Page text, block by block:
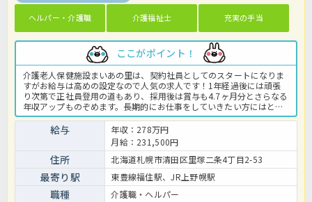
ヘルパー・介護職 介護福祉士 充実の手当
ここがポイント！
介護老人保健施設まいあの里は、契約社員としてのスタートになりま
すがお給与は高めの設定なので人気の求人です！1年経過後には頑張
り次第で正社員登用の道もあり、採用後は賞与も4.7ヶ月分とさらなる
年収アップものぞめます。長期的にお仕事をしていきたい方にはとて
もおススメですよ☆ユニット型の施設ですので、利用者様お一人お一
人に寄り添った介護を実践できるのも魅力♪ご興味をお持ちの方はお
気軽にお問い合わせくださいね。老健での介護業務全般です。 ＜介護
職 契約社員 ユニット型老健の求人＞
給与
年収：278万円
月給：231,500円
住所 北海道札幌市清田区里塚二条4丁目2-53
最寄り駅 東豊線福住駅、JR上野幌駅
職種 介護職・ヘルパー